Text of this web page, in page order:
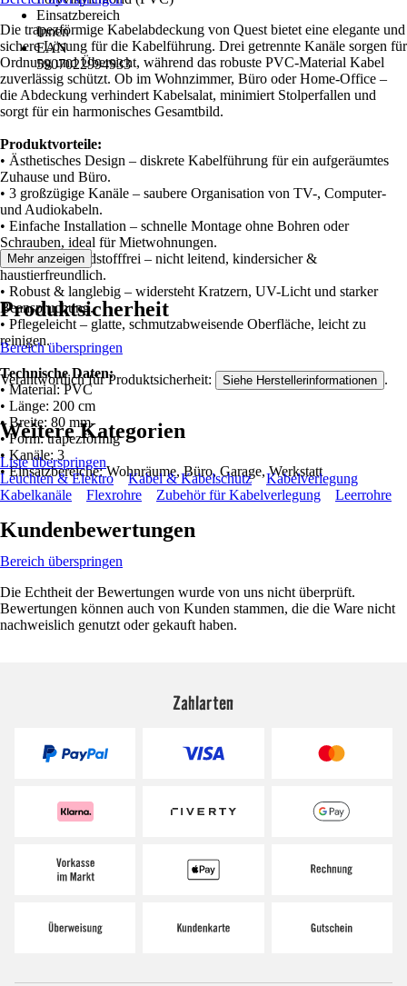
Einsatzbereich
Innen
EAN
5907022994933
Die trapezförmige Kabelabdeckung von Quest bietet eine elegante und
sichere Lösung für die Kabelführung. Drei getrennte Kanäle sorgen für
Ordnung und Übersicht, während das robuste PVC-Material Kabel
zuverlässig schützt. Ob im Wohnzimmer, Büro oder Home-Office –
die Abdeckung verhindert Kabelsalat, minimiert Stolperfallen und
sorgt für ein harmonisches Gesamtbild.
Produktvorteile:
• Ästhetisches Design – diskrete Kabelführung für ein aufgeräumtes
Zuhause und Büro.
• 3 großzügige Kanäle – saubere Organisation von TV-, Computer-
und Audiokabeln.
• Einfache Installation – schnelle Montage ohne Bohren oder
Schrauben, ideal für Mietwohnungen.
• Sicher & schadstofffrei – nicht leitend, kindersicher &
haustierfreundlich.
• Robust & langlebig – widersteht Kratzern, UV-Licht und starker
Beanspruchung.
• Pflegeleicht – glatte, schmutzabweisende Oberfläche, leicht zu
reinigen.
Technische Daten:
• Material: PVC
• Länge: 200 cm
• Breite: 80 mm
• Form: trapezförmig
• Kanäle: 3
• Einsatzbereiche: Wohnräume, Büro, Garage, Werkstatt
Mehr anzeigen
Produktsicherheit
Bereich überspringen
Verantwortlich für Produktsicherheit: Siehe Herstellerinformationen .
Weitere Kategorien
Liste überspringen
Leuchten & Elektro
Kabel & Kabelschutz
Kabelverlegung
Kabelkanäle
Flexrohre Zubehör für Kabelverlegung Leerrohre
Kundenbewertungen
Bereich überspringen
Die Echtheit der Bewertungen wurde von uns nicht überprüft.
Bewertungen können auch von Kunden stammen, die die Ware nicht
nachweislich genutzt oder gekauft haben.
Zahlarten